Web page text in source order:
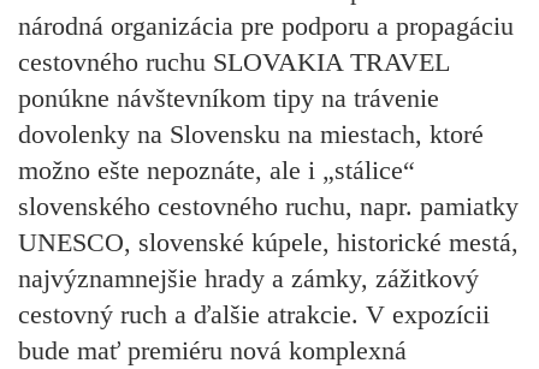
národná organizácia pre podporu a propagáciu
cestovného ruchu SLOVAKIA TRAVEL
ponúkne návštevníkom tipy na trávenie
dovolenky na Slovensku na miestach, ktoré
možno ešte nepoznáte, ale i „stálice“
slovenského cestovného ruchu, napr. pamiatky
UNESCO, slovenské kúpele, historické mestá,
najvýznamnejšie hrady a zámky, zážitkový
cestovný ruch a ďalšie atrakcie. V expozícii
bude mať premiéru nová komplexná